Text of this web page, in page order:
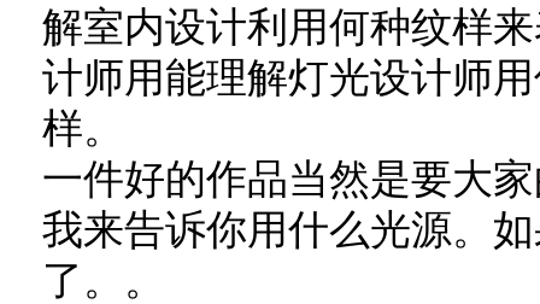
解室内设计利用何种纹样
计师用能理解灯光设计师
样。
一件好的作品当然是要大
我来告诉你用什么光源。
了。。